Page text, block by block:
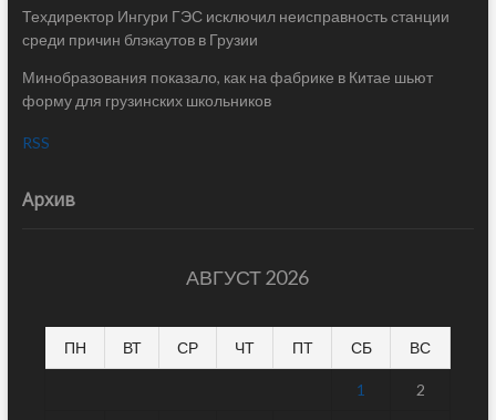
Техдиректор Ингури ГЭС исключил неисправность станции
среди причин блэкаутов в Грузии
Минобразования показало, как на фабрике в Китае шьют
форму для грузинских школьников
RSS
Архив
АВГУСТ 2026
ПН ВТ СР ЧТ ПТ СБ ВС
1 2